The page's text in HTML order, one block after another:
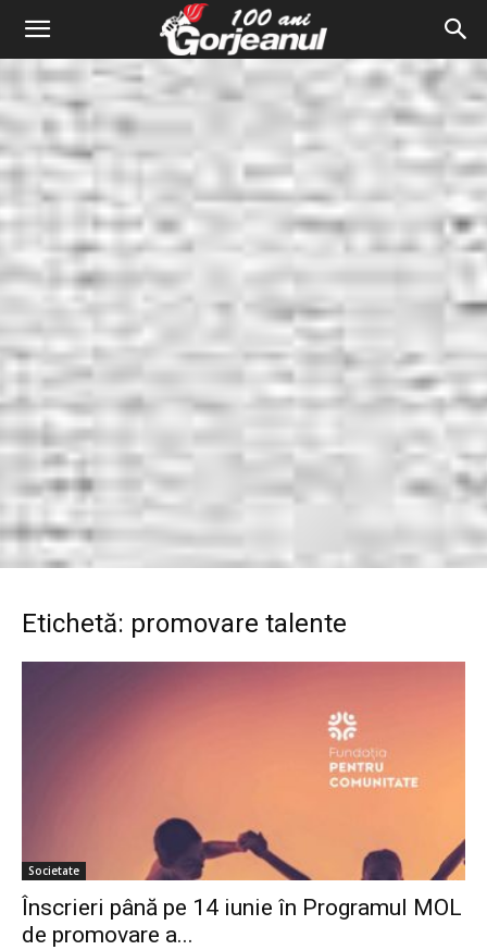
Etichetă: promovare talente
Societate
Înscrieri până pe 14 iunie în Programul MOL
de promovare a...